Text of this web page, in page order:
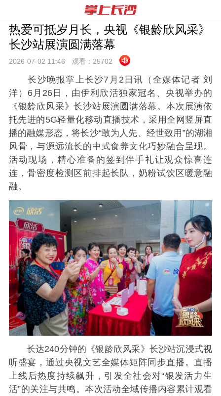
热爱可抵岁月长，央视《银龄欣风采》
长沙站展演圆满落幕
2026-07-02 11:46 观看： 25702
长沙晚报掌上长沙7月2日讯（全媒体记者 刘
洋） 6月26日，由伊利欣活独家冠名、央视举办的
《银龄欣风采》长沙站展演圆满落幕。本次展演依
托先进的5G轻量化移动直播技术，采用全网竖屏直
播的融媒形态，将长沙“敢为人先、经世致用”的湖湘
风骨，与源远流长的中式食养文化巧妙融合呈现。
活动现场，精心准备的签到伴手礼让观众惊喜连
连，骨密度检测区前排起长队，奶粉试饮区暖意融
融。
长达240分钟的《银龄欣风采》长沙站沉浸式视
听盛宴，通过央视文艺全媒体矩阵同步直播。直播
上线后热度持续飙升，引发全社会对“银发活力生
活”的关注与共鸣。本次活动全域传播内容累计观看